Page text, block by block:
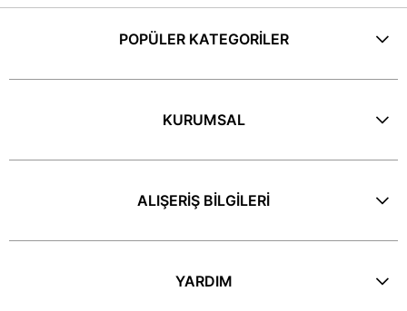
POPÜLER KATEGORİLER
KURUMSAL
ALIŞERİŞ BİLGİLERİ
YARDIM